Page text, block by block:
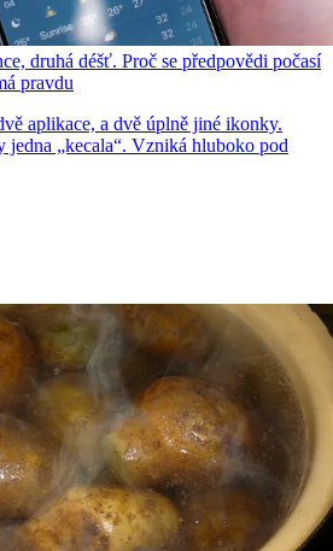
druhá déšť. Proč se předpovědi počasí
pravdu
aplikace, a dvě úplně jiné ikonky.
jedna „kecala“. Vzniká hluboko pod